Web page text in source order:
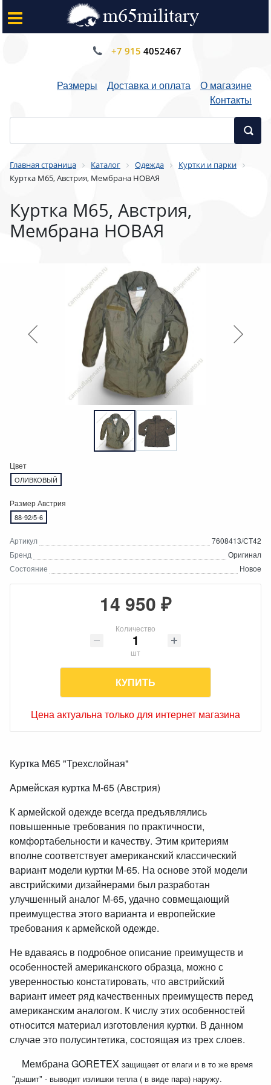
+7 915 4052467
Размеры Доставка и оплата
О магазине
Контакты
Главная страница Каталог Одежда
Куртки и парки
Куртка М65, Австрия, Мембрана НОВАЯ
Куртка М65, Австрия,
Мембрана НОВАЯ
Цвет
ОЛИВКОВЫЙ
Размер Австрия
88-92/5-6
Артикул
7608413/СТ42
Бренд
Оригинал
Состояние
Новое
14 950 ₽
Количество
шт
КУПИТЬ
Цена актуальна только для интернет магазина
Куртка M65 "Трехслойная"
Армейская куртка М-65 (Австрия)
К армейской одежде всегда предъявлялись
повышенные требования по практичности,
комфортабельности и качеству. Этим критериям
вполне соответствует американский классический
вариант модели куртки М-65. На основе этой модели
австрийскими дизайнерами был разработан
улучшенный аналог М-65, удачно совмещающий
преимущества этого варианта и европейские
требования к армейской одежде.
Не вдаваясь в подробное описание преимуществ и
особенностей американского образца, можно с
уверенностью констатировать, что австрийский
вариант имеет ряд качественных преимуществ перед
американским аналогом. К числу этих особенностей
относится материал изготовления куртки. В данном
случае это полусинтетика, состоящая из трех слоев.
Мембрана GORETEX защищает от влаги и в то же время
"дышит" - выводит излишки тепла ( в виде пара) наружу.